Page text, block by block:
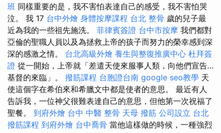
班 同樣重要的是，我不害怕表達自己的感受，我不害怕哭
泣。 我 17 台中外燴 身體按摩課程 台北 整骨 歲的兒子最
近為我的一些祖先施洗。 菲律賓簽證 台中市按摩 我們都對
亞倫的聖職人員以及為拯救上帝的孩子而努力的榮幸感到深
深的感激之情。 台北高級外燴 養生與整復推廣中心 杜拜簽
證 從一開始，上帝就「差遣天使來服事人類，向他們宣告…
基督的來臨」。 撥筋課程 台胞證台南 google seo教學 天
使這個字在希伯來和希臘文中都是使者的意思。 最近有人
告訴我，一位神父很難表達自己的意思，但他第一次祝福了
聖餐。 到府外燴 台中 中醫 整骨 天母 撥筋 公司設立 台北
撥筋課程 到府外燴 台中喬骨 當他這樣做的時候，一種強烈